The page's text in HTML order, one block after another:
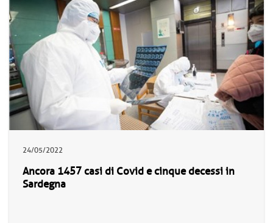
24/05/2022
Ancora 1457 casi di Covid e cinque decessi in
Sardegna